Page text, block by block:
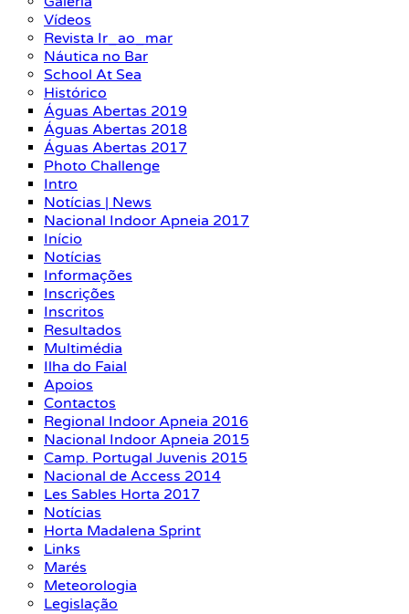
Vídeos
Revista Ir_ao_mar
Náutica no Bar
School At Sea
Histórico
Águas Abertas 2019
Águas Abertas 2018
Águas Abertas 2017
Photo Challenge
Intro
Notícias | News
Nacional Indoor Apneia 2017
Início
Notícias
Informações
Inscrições
Inscritos
Resultados
Multimédia
Ilha do Faial
Apoios
Contactos
Regional Indoor Apneia 2016
Nacional Indoor Apneia 2015
Camp. Portugal Juvenis 2015
Nacional de Access 2014
Les Sables Horta 2017
Notícias
Horta Madalena Sprint
Links
Marés
Meteorologia
Legislação